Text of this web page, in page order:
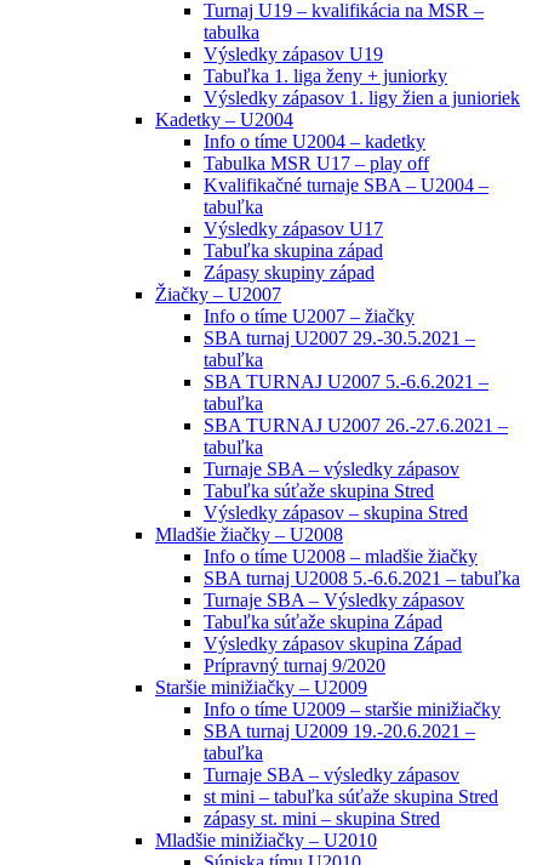
Turnaj U19 – kvalifikácia na MSR –
tabulka
Výsledky zápasov U19
Tabuľka 1. liga ženy + juniorky
Výsledky zápasov 1. ligy žien a junioriek
Kadetky – U2004
Info o tíme U2004 – kadetky
Tabulka MSR U17 – play off
Kvalifikačné turnaje SBA – U2004 –
tabuľka
Výsledky zápasov U17
Tabuľka skupina západ
Zápasy skupiny západ
Žiačky – U2007
Info o tíme U2007 – žiačky
SBA turnaj U2007 29.-30.5.2021 –
tabuľka
SBA TURNAJ U2007 5.-6.6.2021 –
tabuľka
SBA TURNAJ U2007 26.-27.6.2021 –
tabuľka
Turnaje SBA – výsledky zápasov
Tabuľka súťaže skupina Stred
Výsledky zápasov – skupina Stred
Mladšie žiačky – U2008
Info o tíme U2008 – mladšie žiačky
SBA turnaj U2008 5.-6.6.2021 – tabuľka
Turnaje SBA – Výsledky zápasov
Tabuľka súťaže skupina Západ
Výsledky zápasov skupina Západ
Prípravný turnaj 9/2020
Staršie minižiačky – U2009
Info o tíme U2009 – staršie minižiačky
SBA turnaj U2009 19.-20.6.2021 –
tabuľka
Turnaje SBA – výsledky zápasov
st mini – tabuľka súťaže skupina Stred
zápasy st. mini – skupina Stred
Mladšie minižiačky – U2010